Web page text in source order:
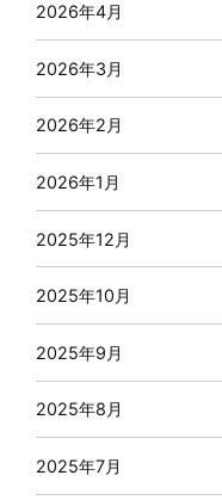
2026年4月
2026年3月
2026年2月
2026年1月
2025年12月
2025年10月
2025年9月
2025年8月
2025年7月